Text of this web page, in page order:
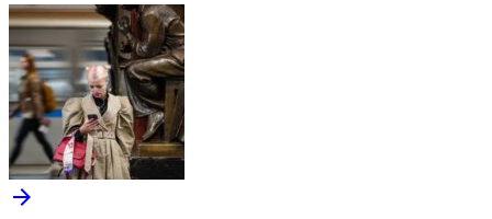
arrow_forward